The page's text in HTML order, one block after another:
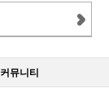
커뮤니티